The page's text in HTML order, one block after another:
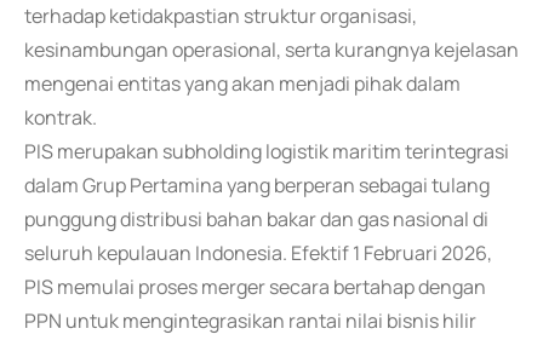
terhadap ketidakpastian struktur organisasi,
kesinambungan operasional, serta kurangnya kejelasan
mengenai entitas yang akan menjadi pihak dalam
kontrak.
PIS merupakan subholding logistik maritim terintegrasi
dalam Grup Pertamina yang berperan sebagai tulang
punggung distribusi bahan bakar dan gas nasional di
seluruh kepulauan Indonesia. Efektif 1 Februari 2026,
PIS memulai proses merger secara bertahap dengan
PPN untuk mengintegrasikan rantai nilai bisnis hilir